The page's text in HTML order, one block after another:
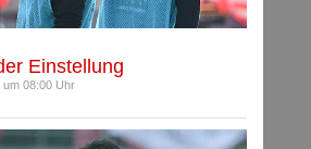
Einstellung
um 08:00 Uhr